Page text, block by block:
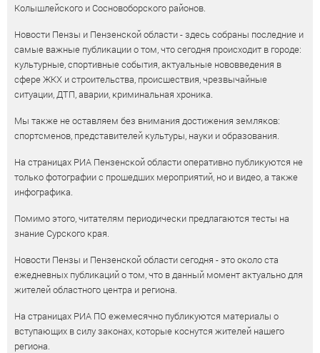
Колышлейского и Сосновоборского районов.
Новости Пензы и Пензенской области - здесь собраны последние и
самые важные публикации о том, что сегодня происходит в городе:
культурные, спортивные события, актуальные нововведения в
сфере ЖКХ и строительства, происшествия, чрезвычайные
ситуации, ДТП, аварии, криминальная хроника.
Мы также не оставляем без внимания достижения земляков:
спортсменов, представителей культуры, науки и образования.
На страницах РИА Пензенской области оперативно публикуются не
только фотографии с прошедших мероприятий, но и видео, а также
инфографика.
Помимо этого, читателям периодически предлагаются тесты на
знание Сурского края.
Новости Пензы и Пензенской области сегодня - это около ста
ежедневных публикаций о том, что в данный момент актуально для
жителей областного центра и региона.
На страницах РИА ПО ежемесячно публикуются материалы о
вступающих в силу законах, которые коснутся жителей нашего
региона.